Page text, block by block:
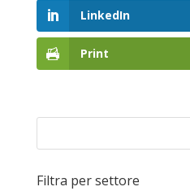
LinkedIn
Print
Filtra per settore